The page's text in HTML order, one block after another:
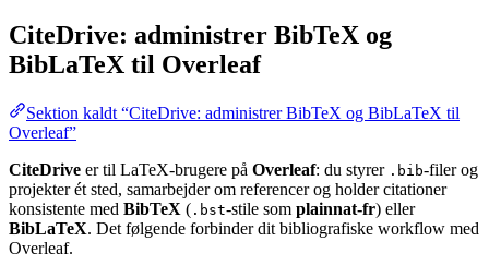
CiteDrive: administrer BibTeX og
BibLaTeX til Overleaf
Sektion kaldt “CiteDrive: administrer BibTeX og BibLaTeX til
Overleaf”
CiteDrive er til LaTeX-brugere på Overleaf: du styrer .bib-filer og
projekter ét sted, samarbejder om referencer og holder citationer
konsistente med BibTeX ( .bst-stile som plainnat-fr) eller
BibLaTeX. Det følgende forbinder dit bibliografiske workflow med
Overleaf.